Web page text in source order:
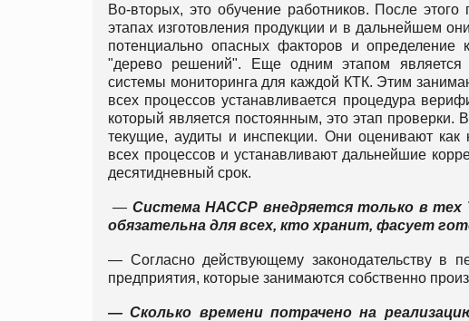
Во-вторых, это обучение работников. После
этапах изготовления продукции и в дальнейшем
потенциально опасных факторов и определение
"дерево решений". Еще одним этапом является
системы мониторинга для каждой КТК. Этим
всех процессов устанавливается процедура
который является постоянным, это этап проверки.
текущие, аудиты и инспекции. Они оценивают как
всех процессов и устанавливают дальнейшие
десятидневный срок.
— Система НАССР внедряется только в тех
обязательна для всех, кто хранит, фасует
— Согласно действующему законодательству в
предприятия, которые занимаются собственно
— Сколько времени потрачено на